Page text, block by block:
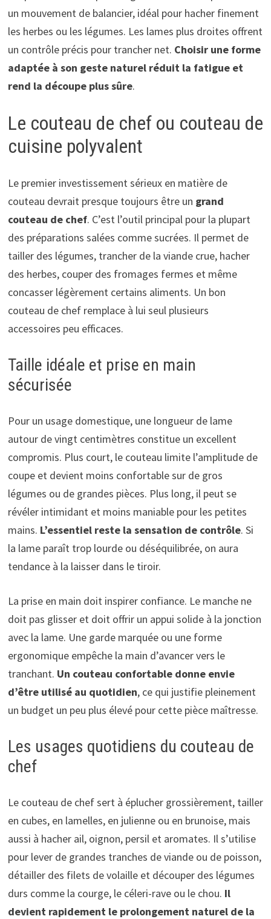
un mouvement de balancier, idéal pour hacher finement
les herbes ou les légumes. Les lames plus droites offrent
un contrôle précis pour trancher net. Choisir une forme
adaptée à son geste naturel réduit la fatigue et
rend la découpe plus sûre.
Le couteau de chef ou couteau de
cuisine polyvalent
Le premier investissement sérieux en matière de
couteau devrait presque toujours être un grand
couteau de chef. C’est l’outil principal pour la plupart
des préparations salées comme sucrées. Il permet de
tailler des légumes, trancher de la viande crue, hacher
des herbes, couper des fromages fermes et même
concasser légèrement certains aliments. Un bon
couteau de chef remplace à lui seul plusieurs
accessoires peu efficaces.
Taille idéale et prise en main
sécurisée
Pour un usage domestique, une longueur de lame
autour de vingt centimètres constitue un excellent
compromis. Plus court, le couteau limite l’amplitude de
coupe et devient moins confortable sur de gros
légumes ou de grandes pièces. Plus long, il peut se
révéler intimidant et moins maniable pour les petites
mains. L’essentiel reste la sensation de contrôle. Si
la lame paraît trop lourde ou déséquilibrée, on aura
tendance à la laisser dans le tiroir.
La prise en main doit inspirer confiance. Le manche ne
doit pas glisser et doit offrir un appui solide à la jonction
avec la lame. Une garde marquée ou une forme
ergonomique empêche la main d’avancer vers le
tranchant. Un couteau confortable donne envie
d’être utilisé au quotidien, ce qui justifie pleinement
un budget un peu plus élevé pour cette pièce maîtresse.
Les usages quotidiens du couteau de
chef
Le couteau de chef sert à éplucher grossièrement, tailler
en cubes, en lamelles, en julienne ou en brunoise, mais
aussi à hacher ail, oignon, persil et aromates. Il s’utilise
pour lever de grandes tranches de viande ou de poisson,
détailler des filets de volaille et découper des légumes
durs comme la courge, le céleri-rave ou le chou. Il
devient rapidement le prolongement naturel de la